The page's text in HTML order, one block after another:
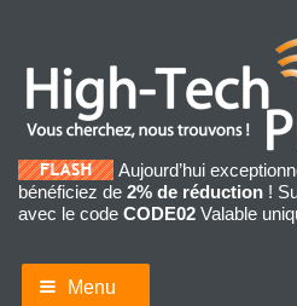
Aujourd’hui
bénéficiez de 2% de réduction !
avec le code CODE02 Valable
Menu